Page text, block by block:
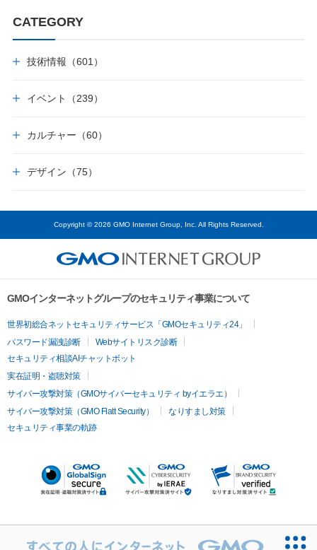
CATEGORY
技術情報（601）
イベント（239）
カルチャー（60）
デザイン（75）
Copyright © 2026 GMO Internet Group, Inc. All Rights Reserved.
GMOインターネットグループのセキュリティ事業について
世界初総合ネットセキュリティサービス「GMOセキュリティ24」
パスワード漏洩診断
Webサイトリスク診断
セキュリティ相談AIチャットボット
実在証明・盗聴対策
サイバー攻撃対策（GMOサイバーセキュリティ byイエラエ）
サイバー攻撃対策（GMO Flatt Security）
なりすまし対策
セキュリティ事業の軌跡